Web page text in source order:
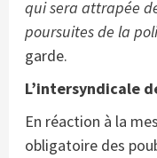
qui sera attrapée
poursuites de la
garde.
L’intersyndicale
En réaction à la
obligatoire des